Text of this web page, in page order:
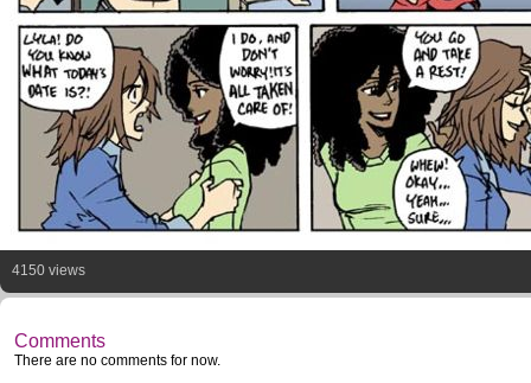
4150 views
Comments
There are no comments for now.